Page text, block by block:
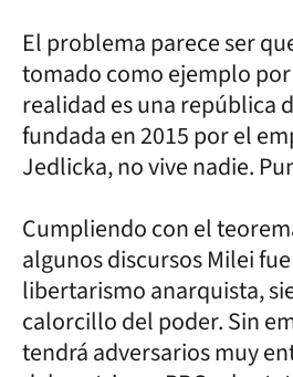
El problema parece ser
tomado como ejemplo
realidad es una república
fundada en 2015 por el
Jedlicka, no vive nadie.
Cumpliendo con el
algunos discursos Milei
libertarismo anarquista,
calorcillo del poder. Sin
tendrá adversarios muy